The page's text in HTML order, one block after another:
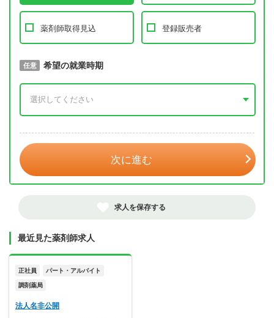
薬剤師取得見込 登録販売者
必須 取得予定年
任意 希望の就業時期
次に進む
求人を保存する
最近見た薬剤師求人
正社員 パート・アルバイト
調剤薬局
法人名非公開